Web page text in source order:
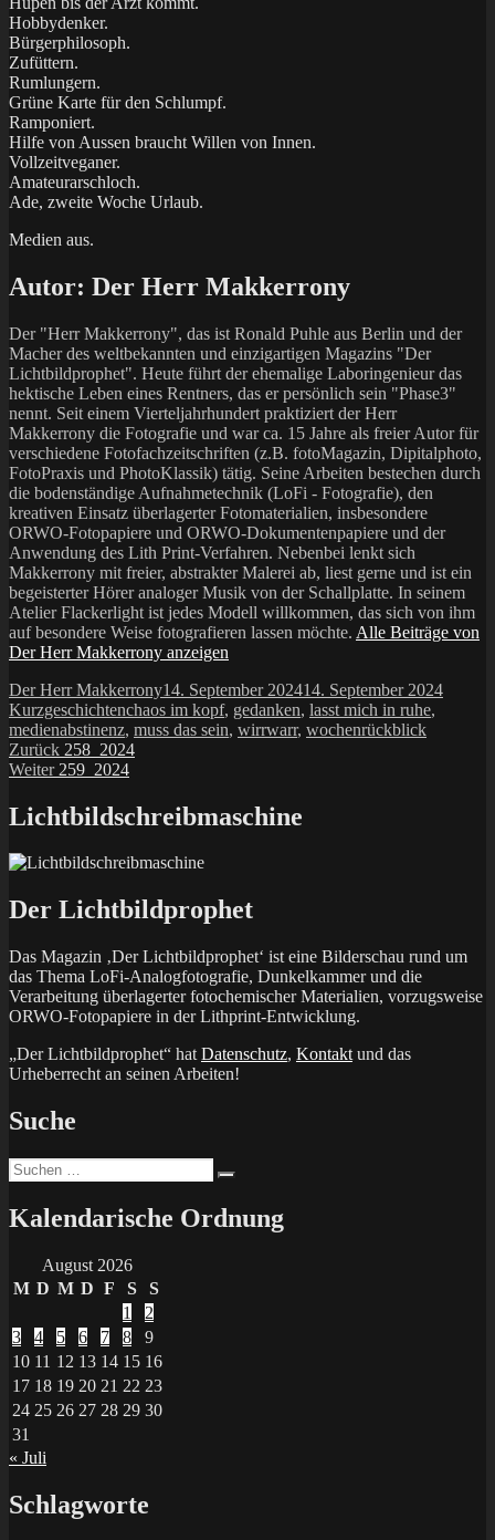
Hobbydenker.
Bürgerphilosoph.
Zufüttern.
Rumlungern.
Grüne Karte für den Schlumpf.
Ramponiert.
Hilfe von Aussen braucht Willen von Innen.
Vollzeitveganer.
Amateurarschloch.
Ade, zweite Woche Urlaub.
Medien aus.
Autor: Der Herr Makkerrony
Der "Herr Makkerrony", das ist Ronald Puhle aus Berlin und der
Macher des weltbekannten und einzigartigen Magazins "Der
Lichtbildprophet". Heute führt der ehemalige Laboringenieur das
hektische Leben eines Rentners, das er persönlich sein "Phase3"
nennt. Seit einem Vierteljahrhundert praktiziert der Herr
Makkerrony die Fotografie und war ca. 15 Jahre als freier Autor für
verschiedene Fotofachzeitschriften (z.B. fotoMagazin, Dipitalphoto,
FotoPraxis und PhotoKlassik) tätig. Seine Arbeiten bestechen durch
die bodenständige Aufnahmetechnik (LoFi - Fotografie), den
kreativen Einsatz überlagerter Fotomaterialien, insbesondere
ORWO-Fotopapiere und ORWO-Dokumentenpapiere und der
Anwendung des Lith Print-Verfahren. Nebenbei lenkt sich
Makkerrony mit freier, abstrakter Malerei ab, liest gerne und ist ein
begeisterter Hörer analoger Musik von der Schallplatte. In seinem
Atelier Flackerlight ist jedes Modell willkommen, das sich von ihm
auf besondere Weise fotografieren lassen möchte. Alle Beiträge von
Der Herr Makkerrony anzeigen
Autor
Der Herr MakkerronyVeröffentlicht
am
14. September 202414. September 2024
KurzgeschichtenSchlagwörter
chaos im kopf, gedanken, lasst mich in ruhe,
medienabstinenz, muss das sein, wirrwarr, wochenrückblick
Beitragsnavigation
Zurück Vorheriger
Beitrag:
258_2024
Weiter Nächster
259_2024
Lichtbildschreibmaschine
Der Lichtbildprophet
Das Magazin ‚Der Lichtbildprophet‘ ist eine Bilderschau rund um
das Thema LoFi-Analogfotografie, Dunkelkammer und die
Verarbeitung überlagerter fotochemischer Materialien, vorzugsweise
ORWO-Fotopapiere in der Lithprint-Entwicklung.
„Der Lichtbildprophet“ hat Datenschutz, Kontakt und das
Urheberrecht an seinen Arbeiten!
Suche
Suchen
nach:
Kalendarische Ordnung
August 2026
M D M D F S
S
1
2
3
4 5 6 7 8
9
10 11 12 13 14 15 16
17 18 19 20 21 22 23
24 25 26 27 28 29 30
31
« Juli
Schlagworte